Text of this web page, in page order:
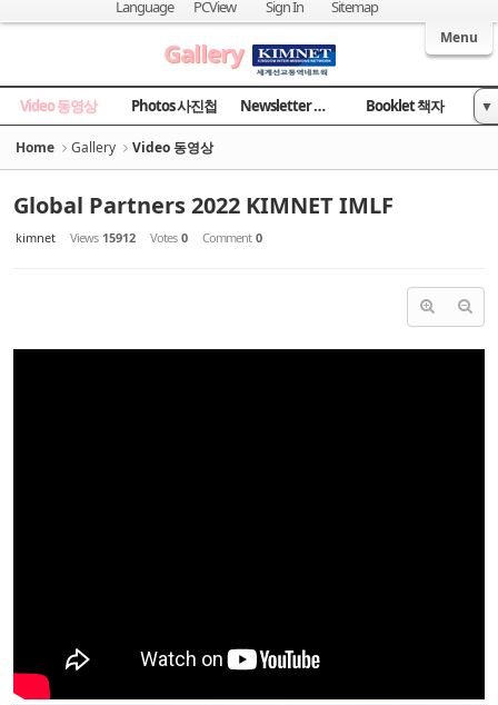
Welcome to Kingdom Inter-Missions Network
Language PCView Sign In Sitemap
Menu
Gallery
Video 동영상 Photos 사진첩 Newsletter 소식지 Booklet 책자
News 국민일보
▼
Home Gallery Video 동영상
Global Partners 2022 KIMNET IMLF
kimnet Views 15912 Votes 0 Comment 0